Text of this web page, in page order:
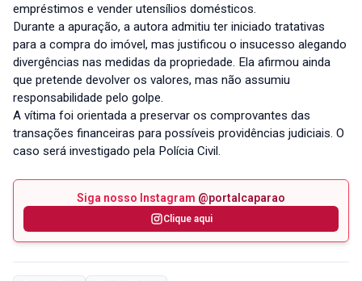
empréstimos e vender utensílios domésticos.
Durante a apuração, a autora admitiu ter iniciado tratativas
para a compra do imóvel, mas justificou o insucesso alegando
divergências nas medidas da propriedade. Ela afirmou ainda
que pretende devolver os valores, mas não assumiu
responsabilidade pelo golpe.
A vítima foi orientada a preservar os comprovantes das
transações financeiras para possíveis providências judiciais. O
caso será investigado pela Polícia Civil.
Siga nosso Instagram @portalcaparao
Clique aqui